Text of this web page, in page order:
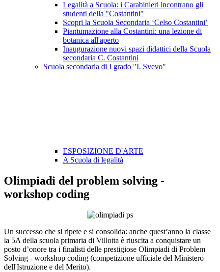
Legalità a Scuola: i Carabinieri incontrano gli
studenti della "Costantini"
Scopri la Scuola Secondaria ‘Celso Costantini’
Piantumazione alla Costantini: una lezione di
botanica all'aperto
Inaugurazione nuovi spazi didattici della Scuola
secondaria C. Costantini
Scuola secondaria di I grado "I. Svevo"
ESPOSIZIONE D'ARTE
A Scuola di legalità
Olimpiadi del problem solving -
workshop coding
Un successo che si ripete e si consolida: anche quest’anno la classe
la 5A della scuola primaria di Villotta è riuscita a conquistare un
posto d’onore tra i finalisti delle prestigiose Olimpiadi di Problem
Solving - workshop coding (competizione ufficiale del Ministero
dell'Istruzione e del Merito).